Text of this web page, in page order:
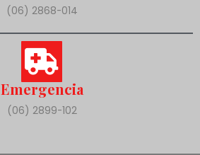
(06) 2868-014
Emergencia
(06) 2899-102